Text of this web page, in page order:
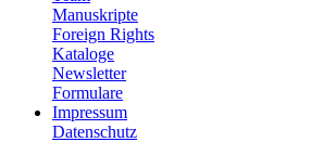
Manuskripte
Foreign Rights
Kataloge
Newsletter
Formulare
Impressum
Datenschutz